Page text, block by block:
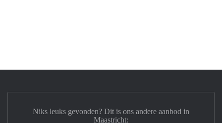
Niks leuks gevonden? Dit is ons andere aanbod in
Maastricht: